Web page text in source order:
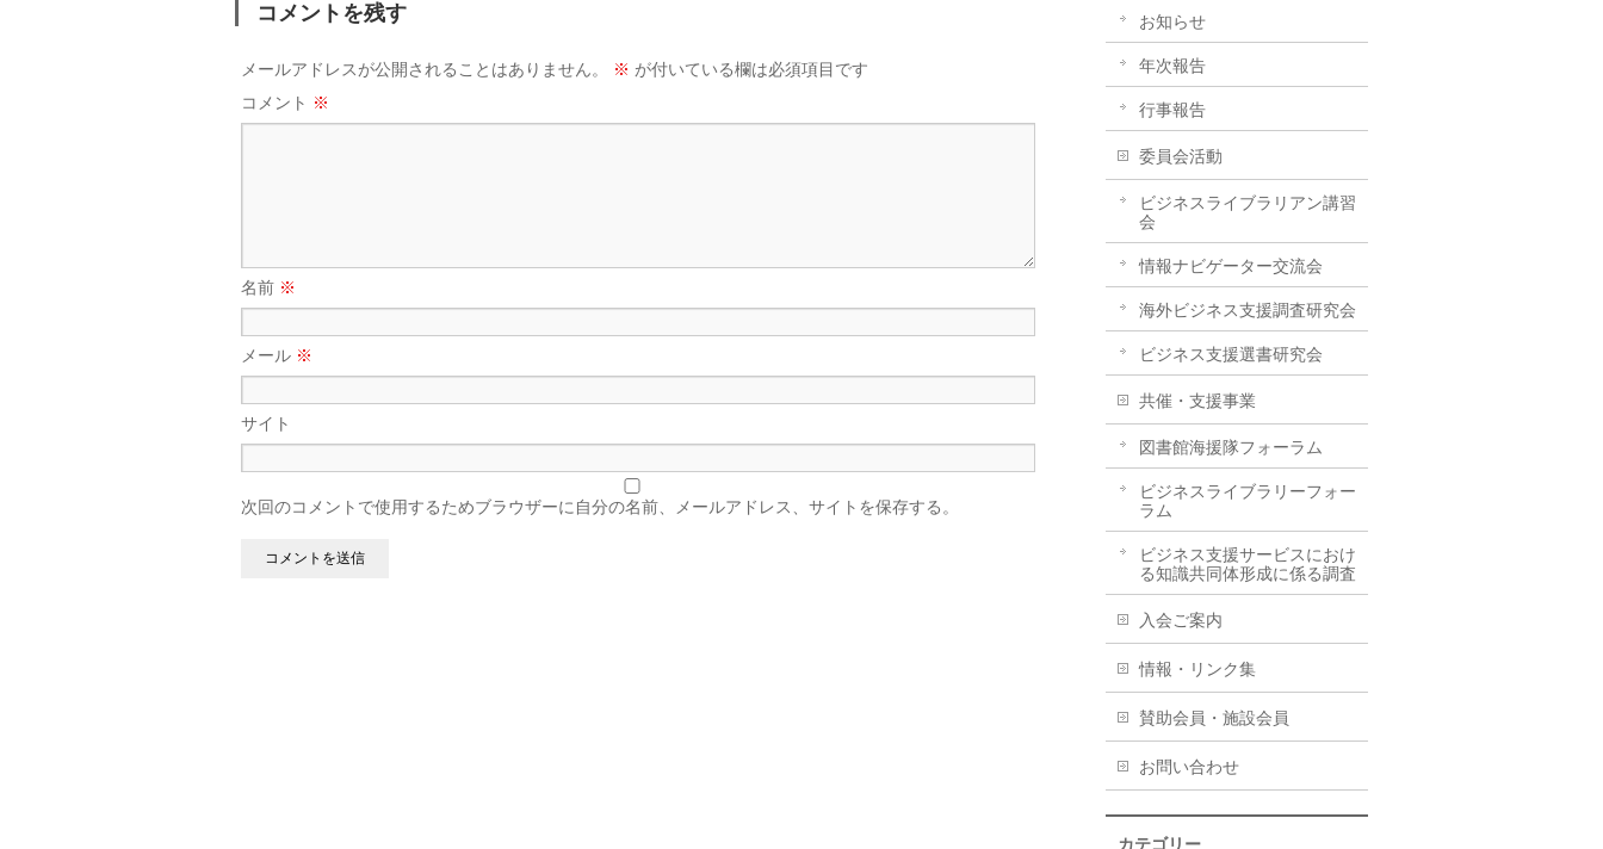
コメントを残す
メールアドレスが公開されることはありません。 ※ が付いている欄は必須項目です
コメント ※
名前 ※
メール ※
サイト
次回のコメントで使用するためブラウザーに自分の名前、メールアドレス、サイトを保存する。
お知らせ
年次報告
行事報告
委員会活動
ビジネスライブラリアン講習
会
情報ナビゲーター交流会
海外ビジネス支援調査研究会
ビジネス支援選書研究会
共催・支援事業
図書館海援隊フォーラム
ビジネスライブラリーフォー
ラム
ビジネス支援サービスにおけ
る知識共同体形成に係る調査
入会ご案内
情報・リンク集
賛助会員・施設会員
お問い合わせ
カテゴリー